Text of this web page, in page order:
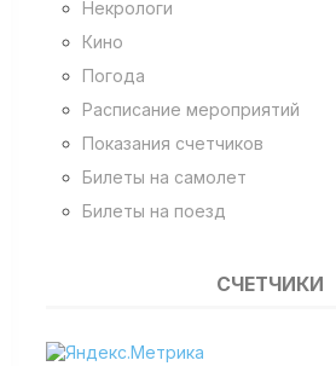
Некрологи
Кино
Погода
Расписание мероприятий
Показания счетчиков
Билеты на самолет
Билеты на поезд
СЧЕТЧИКИ